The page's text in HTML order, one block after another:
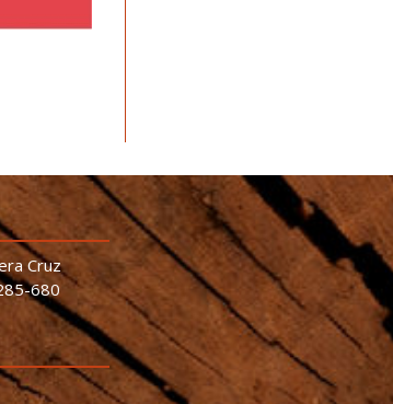
Cruz
680